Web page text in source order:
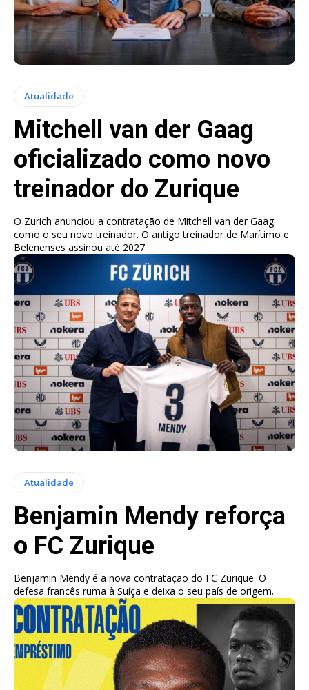
Atualidade
Mitchell van der Gaag
oficializado como novo
treinador do Zurique
O Zurich anunciou a contratação de Mitchell van der Gaag
como o seu novo treinador. O antigo treinador de Marítimo e
Belenenses assinou até 2027.
Atualidade
Benjamin Mendy reforça
o FC Zurique
Benjamin Mendy é a nova contratação do FC Zurique. O
defesa francês ruma à Suíça e deixa o seu país de origem.